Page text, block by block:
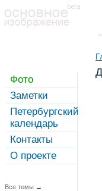
Фото
Заметки
Петербургский
календарь
Контакты
О проекте
Все темы →